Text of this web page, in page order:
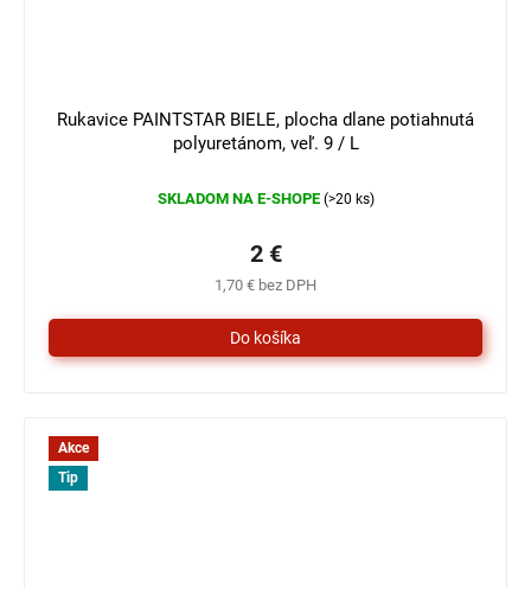
Rukavice PAINTSTAR BIELE, plocha dlane potiahnutá
polyuretánom, veľ. 9 / L
SKLADOM NA E-SHOPE (>20 ks)
1,70 € bez DPH
2 €
Akce
Tip